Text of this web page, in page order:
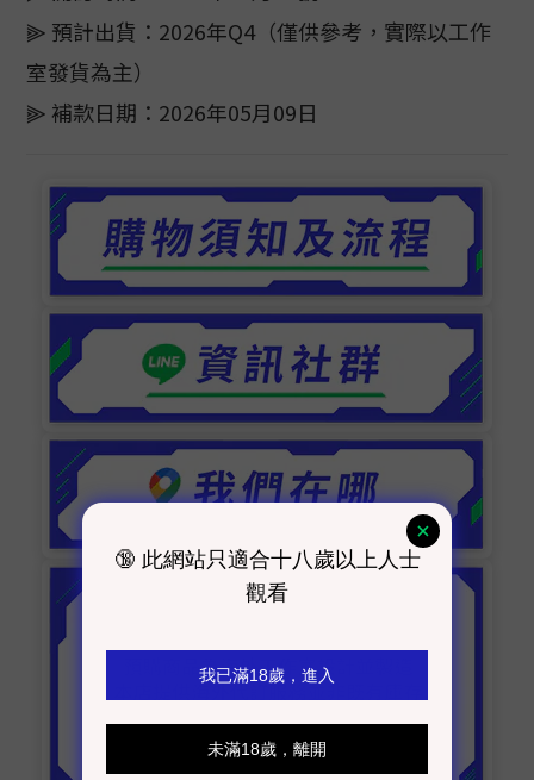
⫸ 預計出貨：2026年Q4（僅供參考，實際以工作
室發貨為主）
⫸ 補款日期：2026年05月09日